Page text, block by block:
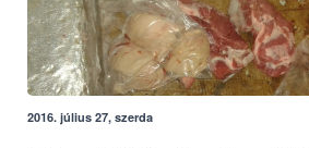
2016. július 27, szerda